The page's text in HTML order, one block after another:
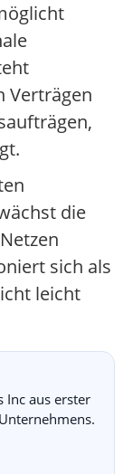
Verträgen
die
sich als
leicht
Inc aus erster